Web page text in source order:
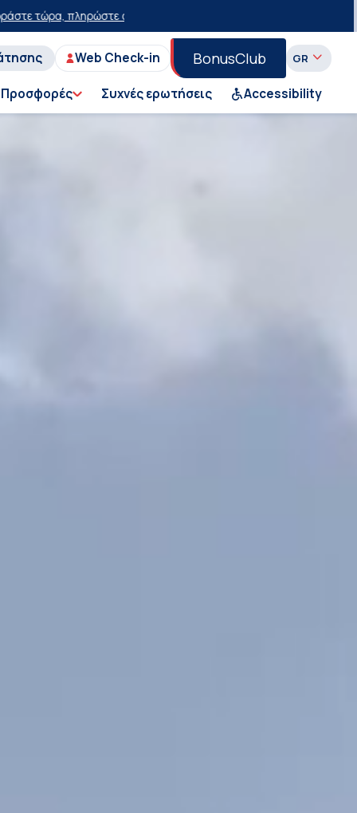
έκπτωση 15 ευρώ!50% έκπτωση στο εισιτήριο του Ι.Χ. στη
Web Check-in BonusClub
Προσφορές Συχνές ερωτήσεις Accessibility